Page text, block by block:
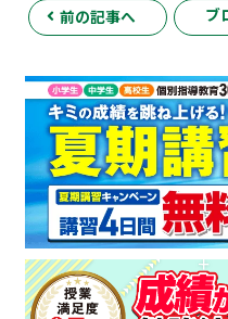
前の記事へ ブ